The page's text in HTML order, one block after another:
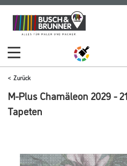
Zum
Inhalt
Zum
Navigationsmenü
Zurück
M-Plus Chamäleon 2029 -
Tapeten